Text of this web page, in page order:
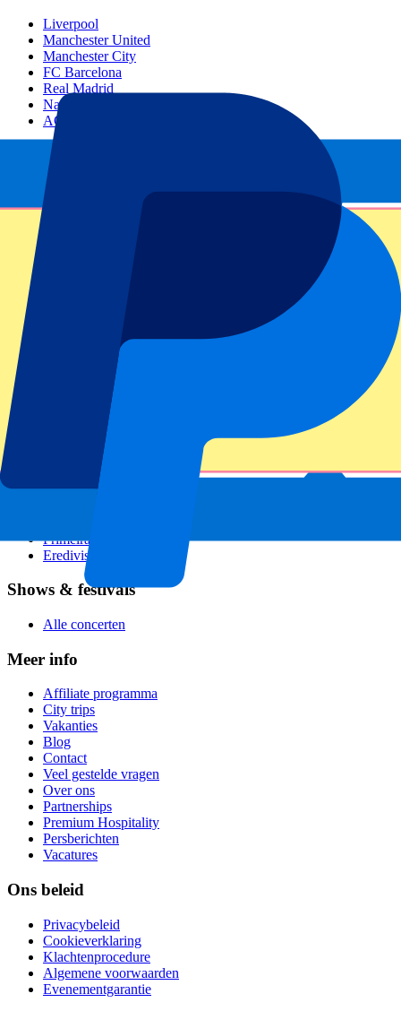
Liverpool
Manchester United
Manchester City
FC Barcelona
Real Madrid
Napoli
AC Milan
Populaire events
GP Spanje
Alle sporten
Voetbalcompetities
Champions League
Premier League
Serie A
Primeira Liga
Eredivisie
Shows & festivals
Alle concerten
Meer info
Affiliate programma
City trips
Vakanties
Blog
Contact
Veel gestelde vragen
Over ons
Partnerships
Premium Hospitality
Persberichten
Vacatures
Ons beleid
Privacybeleid
Cookieverklaring
Klachtenprocedure
Algemene voorwaarden
Evenementgarantie